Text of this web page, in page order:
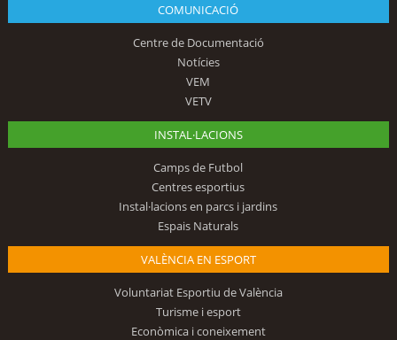
COMUNICACIÓ
Centre de Documentació
Notícies
VEM
VETV
INSTAL·LACIONS
Camps de Futbol
Centres esportius
Instal·lacions en parcs i jardins
Espais Naturals
VALÈNCIA EN ESPORT
Voluntariat Esportiu de València
Turisme i esport
Econòmica i coneixement